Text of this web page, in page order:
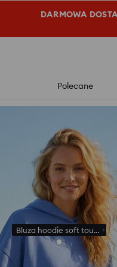
DARMOWA
Polecane
Bluza hoodie soft touch z